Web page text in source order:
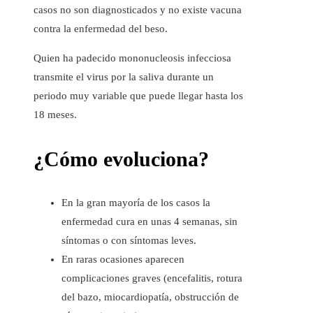
casos no son diagnosticados y no existe vacuna
contra la enfermedad del beso.
Quien ha padecido mononucleosis infecciosa
transmite el virus por la saliva durante un
periodo muy variable que puede llegar hasta los
18 meses.
¿Cómo evoluciona?
En la gran mayoría de los casos la
enfermedad cura en unas 4 semanas, sin
síntomas o con síntomas leves.
En raras ocasiones aparecen
complicaciones graves (encefalitis, rotura
del bazo, miocardiopatía, obstrucción de